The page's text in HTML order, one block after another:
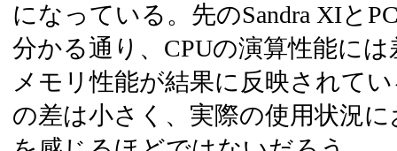
になっている。先のSandra XIと
分かる通り、CPUの演算性能に
メモリ性能が結果に反映されて
の差は小さく、実際の使用状況